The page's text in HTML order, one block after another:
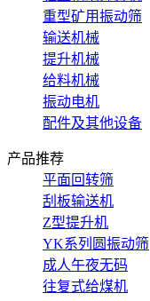
重型矿用振动筛
输送机械
提升机械
给料机械
振动电机
配件及其他设备
产品推荐
平面回转筛
刮板输送机
Z型提升机
YK系列圆振动筛
成人午夜无码
往复式给煤机